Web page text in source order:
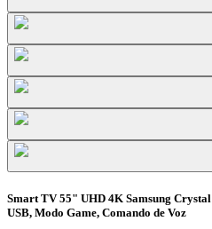
Smart TV 55" UHD 4K Samsung
USB, Modo Game, Comando de Voz